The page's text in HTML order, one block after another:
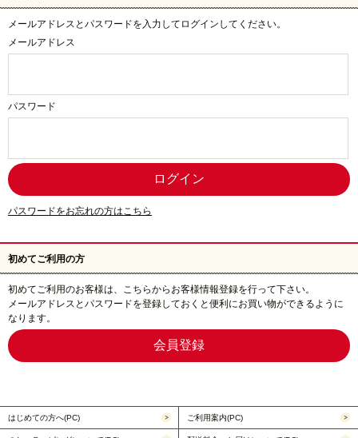
メールアドレスとパスワードを入力してログインしてください。
メールアドレス
パスワード
パスワードをお忘れの方はこちら
初めてご利用の方
初めてご利用のお客様は、こちらからお客様情報登録を行って下さい。
メールアドレスとパスワードを登録しておくと便利にお買い物ができるように
なります。
はじめての方へ(PC) ご利用案内(PC)